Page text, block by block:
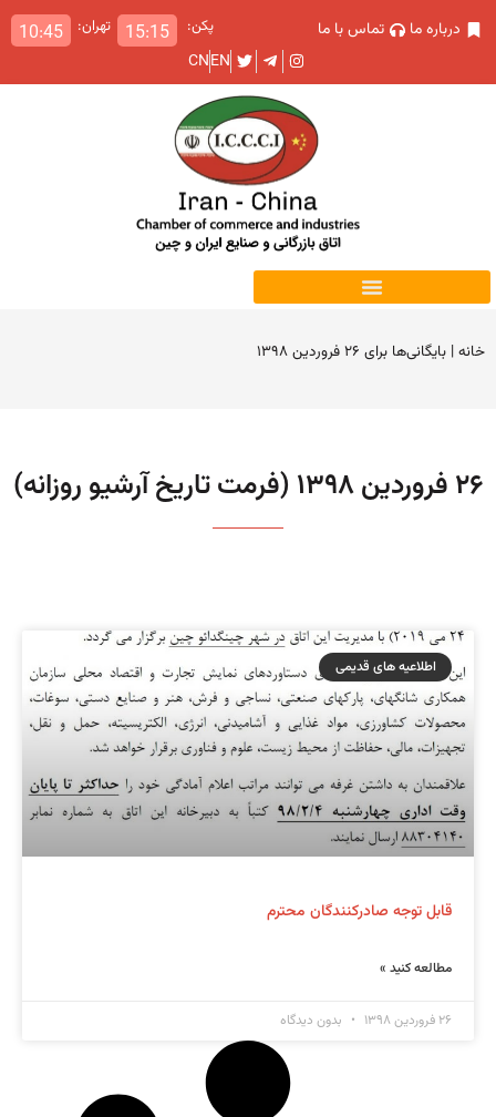
درباره ما تماس با ما پکن: 15:15 تهران: 10:45
EN
CN
خانه| بایگانی‌ها برای ۲۶ فروردین ۱۳۹۸
۲۶ فروردین ۱۳۹۸ (فرمت تاریخ آرشیو روزانه)
اطلاعیه های قدیمی
قابل توجه صادرکنندگان محترم
مطالعه کنید »
۲۶ فروردین ۱۳۹۸ بدون دیدگاه